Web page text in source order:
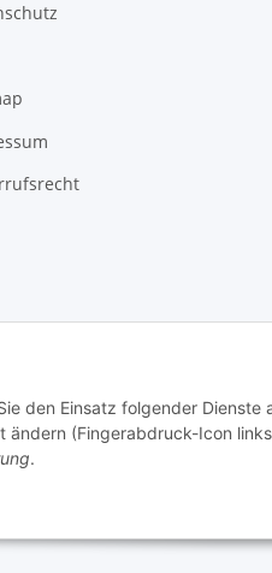
den Einsatz folgender Dienste
ändern (Fingerabdruck-Icon
.